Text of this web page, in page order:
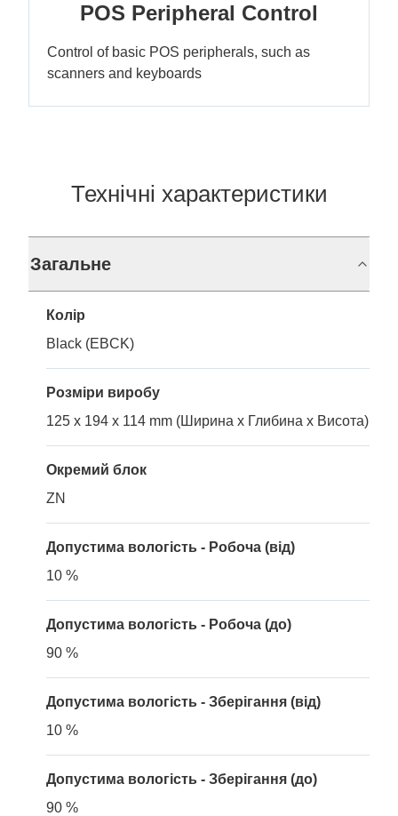
POS Peripheral Control
Control of basic POS peripherals, such as
scanners and keyboards
Технічні характеристики
Загальне
Колір
Black (EBCK)
Розміри виробу
125 x 194 x 114 mm (Ширина x Глибина x Висота)
Окремий блок
ZN
Допустима вологість - Робоча (від)
10 %
Допустима вологість - Робоча (до)
90 %
Допустима вологість - Зберігання (від)
10 %
Допустима вологість - Зберігання (до)
90 %